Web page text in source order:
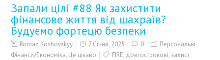
Запали цілі #88 Як захистити
фінансове життя від шахраїв?
Будуємо фортецю безпеки
Roman Koshovskyy 7 Січня, 2025 0
Персональні
Фінанси/Економіка, Це цікаво FIRE, довгострокові,захист